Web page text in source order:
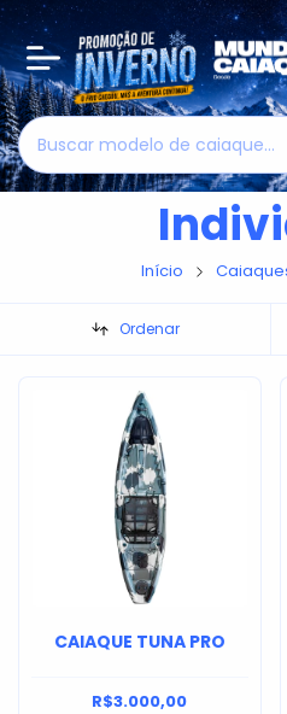
Início
Ordenar
CAIAQUE TUNA PRO
R$3.000,00